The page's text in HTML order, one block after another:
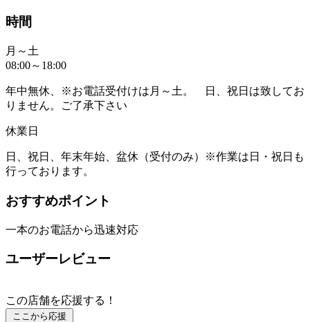
時間
月～土
08:00～18:00
年中無休、※お電話受付けは月～土。 日、祝日は致してお
りません。ご了承下さい
休業日
日、祝日、年末年始、盆休（受付のみ）※作業は日・祝日も
行っております。
おすすめポイント
一本のお電話から迅速対応
ユーザーレビュー
この店舗を応援する！
ここから応援